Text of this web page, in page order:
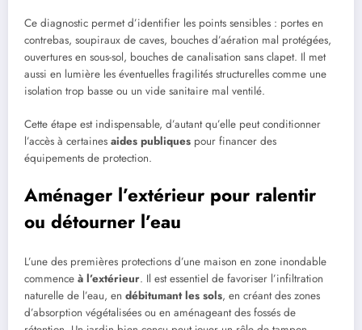
Ce diagnostic permet d’identifier les points sensibles : portes en
contrebas, soupiraux de caves, bouches d’aération mal protégées,
ouvertures en sous-sol, bouches de canalisation sans clapet. Il met
aussi en lumière les éventuelles fragilités structurelles comme une
isolation trop basse ou un vide sanitaire mal ventilé.
Cette étape est indispensable, d’autant qu’elle peut conditionner
l’accès à certaines aides publiques pour financer des
équipements de protection.
Aménager l’extérieur pour ralentir
ou détourner l’eau
L’une des premières protections d’une maison en zone inondable
commence à l’extérieur. Il est essentiel de favoriser l’infiltration
naturelle de l’eau, en débitumant les sols, en créant des zones
d’absorption végétalisées ou en aménageant des fossés de